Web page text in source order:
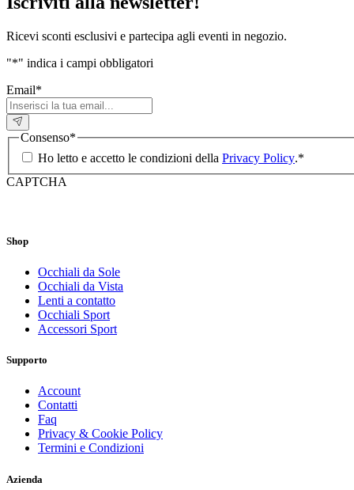
Ricevi sconti esclusivi e partecipa agli eventi in negozio.
"*" indica i campi obbligatori
Email*
Consenso*
Ho letto e accetto le condizioni della Privacy Policy.*
CAPTCHA
Shop
Occhiali da Sole
Occhiali da Vista
Lenti a contatto
Occhiali Sport
Accessori Sport
Supporto
Account
Contatti
Faq
Privacy & Cookie Policy
Termini e Condizioni
Azienda